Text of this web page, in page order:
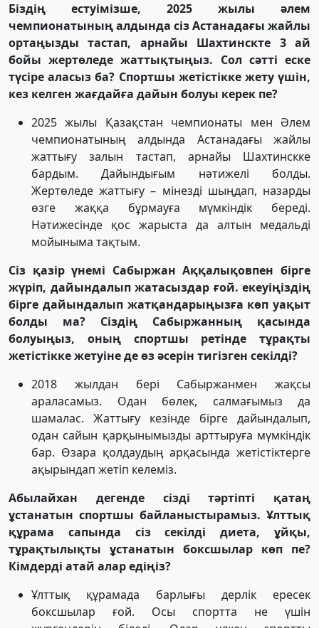
Біздің естуімізше, 2025 жылы әлем
чемпионатының алдында сіз Астанадағы жайлы
ортаңызды тастап, арнайы Шахтинскте 3 ай
бойы жертөледе жаттықтыңыз. Сол сәтті еске
түсіре аласыз ба? Спортшы жетістікке жету үшін,
кез келген жағдайға дайын болуы керек пе?
2025 жылы Қазақстан чемпионаты мен Әлем
чемпионатының алдында Астанадағы жайлы
жаттығу залын тастап, арнайы Шахтинскке
бардым. Дайындығым нәтижелі болды.
Жертөледе жаттығу – мінезді шыңдап, назарды
өзге жаққа бұрмауға мүмкіндік береді.
Нәтижесінде қос жарыста да алтын медальді
мойыныма тақтым.
Сіз қазір үнемі Сабыржан Аққалықовпен бірге
жүріп, дайындалып жатасыздар ғой. екеуіңіздің
бірге дайындалып жатқандарыңызға көп уақыт
болды ма? Сіздің Сабыржанның қасында
болуыңыз, оның спортшы ретінде тұрақты
жетістікке жетуіне де өз әсерін тигізген секілді?
2018 жылдан бері Сабыржанмен жақсы
араласамыз. Одан бөлек, салмағымыз да
шамалас. Жаттығу кезінде бірге дайындалып,
одан сайын қарқынымызды арттыруға мүмкіндік
бар. Өзара қолдаудың арқасында жетістіктерге
ақырындап жетіп келеміз.
Абылайхан дегенде сізді тәртіпті қатаң
ұстанатын спортшы байланыстырамыз. Ұлттық
құрама сапында сіз секілді диета, ұйқы,
тұрақтылықты ұстанатын боксшылар көп пе?
Кімдерді атай алар едіңіз?
Ұлттық құрамада барлығы дерлік ересек
боксшылар ғой. Осы спортта не үшін